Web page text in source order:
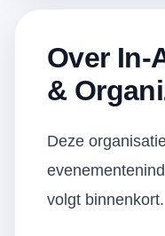
Over In-
&
Deze
volgt binnenkort.